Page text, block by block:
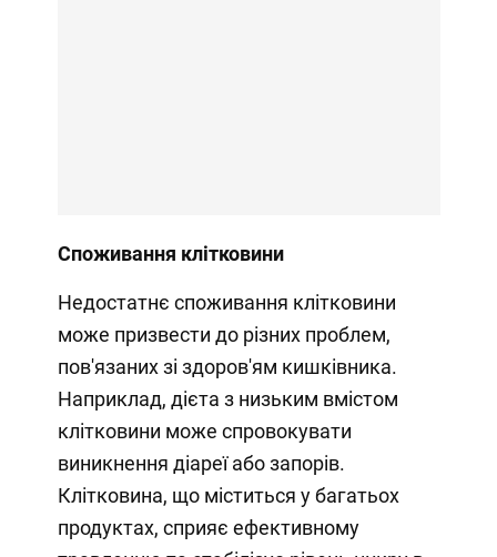
Споживання клітковини
Недостатнє споживання клітковини
може призвести до різних проблем,
пов'язаних зі здоров'ям кишківника.
Наприклад, дієта з низьким вмістом
клітковини може спровокувати
виникнення діареї або запорів.
Клітковина, що міститься у багатьох
продуктах, сприяє ефективному